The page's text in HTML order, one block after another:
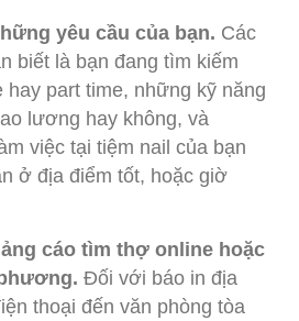
yêu cầu của bạn. Các
biết là bạn đang tìm kiếm
part time, những kỹ năng
lương hay không, và
việc tại tiệm nail của bạn
ở địa điểm tốt, hoặc giờ
cáo tìm thợ online hoặc
Đối với báo in địa
thoại đến văn phòng tòa